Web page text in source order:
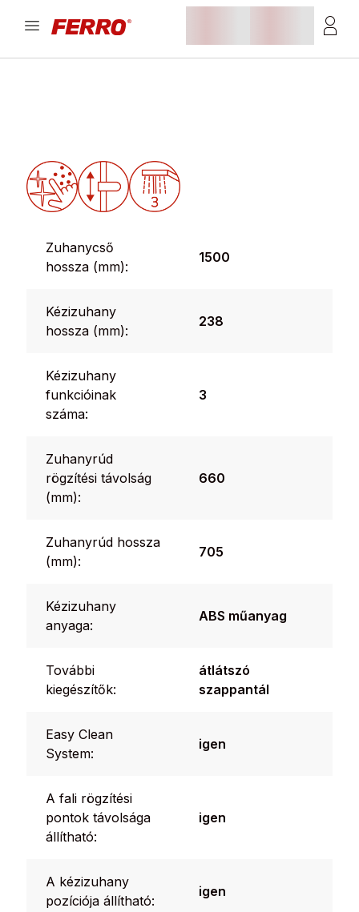
Zuhanycső
hossza (mm):
1500
Kézizuhany
hossza (mm):
238
Kézizuhany
funkcióinak
száma:
3
Zuhanyrúd
rögzítési távolság
(mm):
660
Zuhanyrúd hossza
(mm):
705
Kézizuhany
anyaga:
ABS műanyag
További
kiegészítők:
átlátszó
szappantál
Easy Clean
System:
igen
A fali rögzítési
pontok távolsága
állítható:
igen
A kézizuhany
pozíciója állítható:
igen